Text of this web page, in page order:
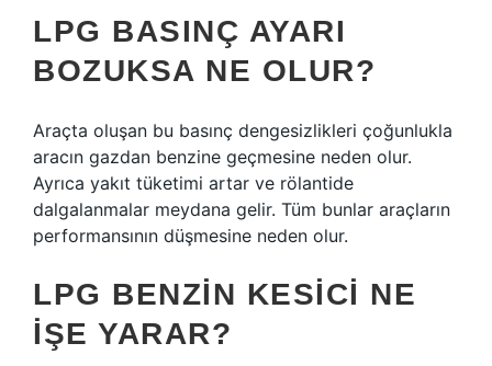
LPG BASINÇ AYARI
BOZUKSA NE OLUR?
Araçta oluşan bu basınç dengesizlikleri çoğunlukla
aracın gazdan benzine geçmesine neden olur.
Ayrıca yakıt tüketimi artar ve rölantide
dalgalanmalar meydana gelir. Tüm bunlar araçların
performansının düşmesine neden olur.
LPG BENZIN KESICI NE
IŞE YARAR?